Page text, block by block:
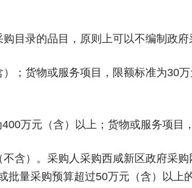
目录的品目，原则上可以不编制政府
；货物或服务项目，限额标准为30
万元（含）以上；货物或服务项目
含）。采购人采购西咸新区政府采
量采购预算超过50万元（含）以上